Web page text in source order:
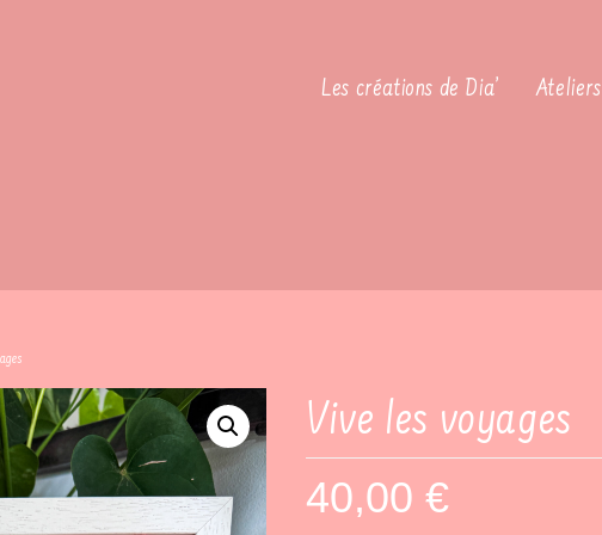
Les créations de Dia’ Ateliers
Vive les voyages
40,00€